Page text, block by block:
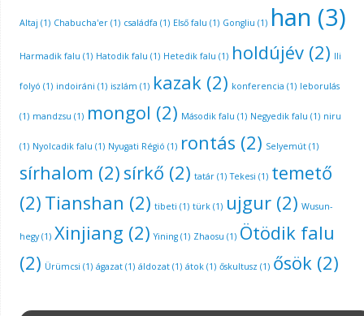
Altaj (1) Chabucha'er(1) családfa (1) Első falu (1) Gongliu (1) han (3)
Harmadik falu (1) Hatodik falu (1) Hetedik falu (1) holdújév(2) Ili
folyó (1) indoiráni (1) iszlám (1) kazak(2) konferencia (1) leborulás
(1) mandzsu (1) mongol (2) Második falu (1) Negyedik falu (1) niru
(1) Nyolcadik falu (1) Nyugati Régió (1) rontás (2) Selyemút(1)
sírhalom (2) sírkő (2) tatár(1) Tekesi (1) temető
(2) Tianshan (2) tibeti (1) türk(1) ujgur(2) Wusun-
hegy(1) Xinjiang (2) Yining(1) Zhaosu (1) Ötödik falu
(2) Ürümcsi (1) ágazat(1) áldozat(1) átok(1) őskultusz (1) ősök(2)